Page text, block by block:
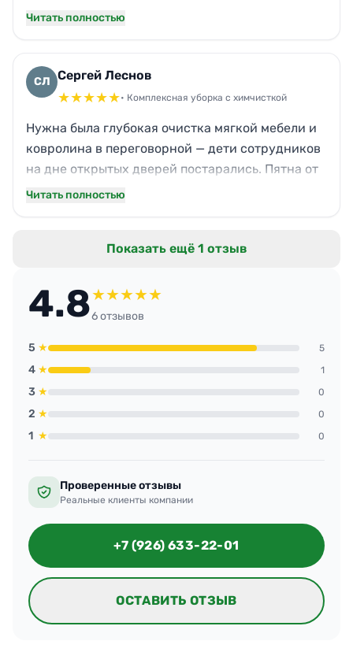
жирная кухня — всё исчезло. Даже запах
кофемашиной забыли протереть. Мелочь, но в
целом я довольна, офис сияет.
Читать полностью
СЛ Сергей Леснов
★★★★★• Комплексная уборка с химчисткой
Нужна была глубокая очистка мягкой мебели и
ковролина в переговорной — дети сотрудников
на дне открытых дверей постарались. Пятна от
сока и пластилина вывели идеально, ворс
без лишней суеты. Даем гарантию чистоты
Читать полностью
Показать ещё 1 отзыв
4.8★★★★★
6 отзывов
5 ★ 5
4 ★ 1
3 ★ 0
2 ★ 0
1 ★ 0
Проверенные отзывы
Реальные клиенты компании
+7 (926) 633-22-01
ОСТАВИТЬ ОТЗЫВ